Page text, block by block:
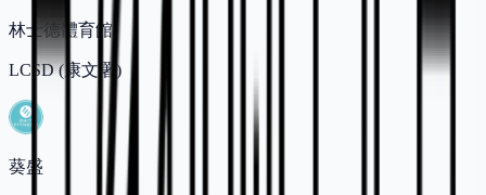
林士德體育館
LCSD (康文署)
葵盛